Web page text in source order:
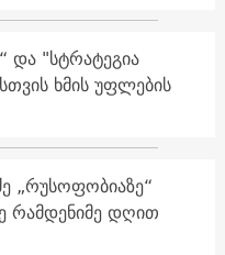
და "სტრატეგია
ხმის უფლების
„რუსოფობიაზე“
რამდენიმე დღით